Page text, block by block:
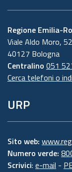
Regione Emilia-
Viale Aldo Moro, 52
40127 Bologna
Centralino 051
Cerca telefoni o
URP
Sito web:
Numero verde:
Scrivici: e-mail -